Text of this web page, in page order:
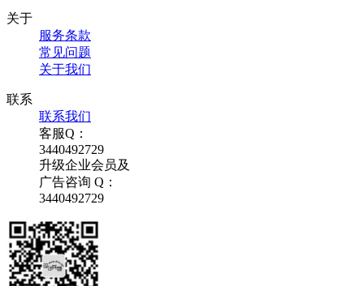
关于
服务条款
常见问题
关于我们
联系
联系我们
客服Q：
3440492729
升级企业会员及
广告咨询 Q：
3440492729